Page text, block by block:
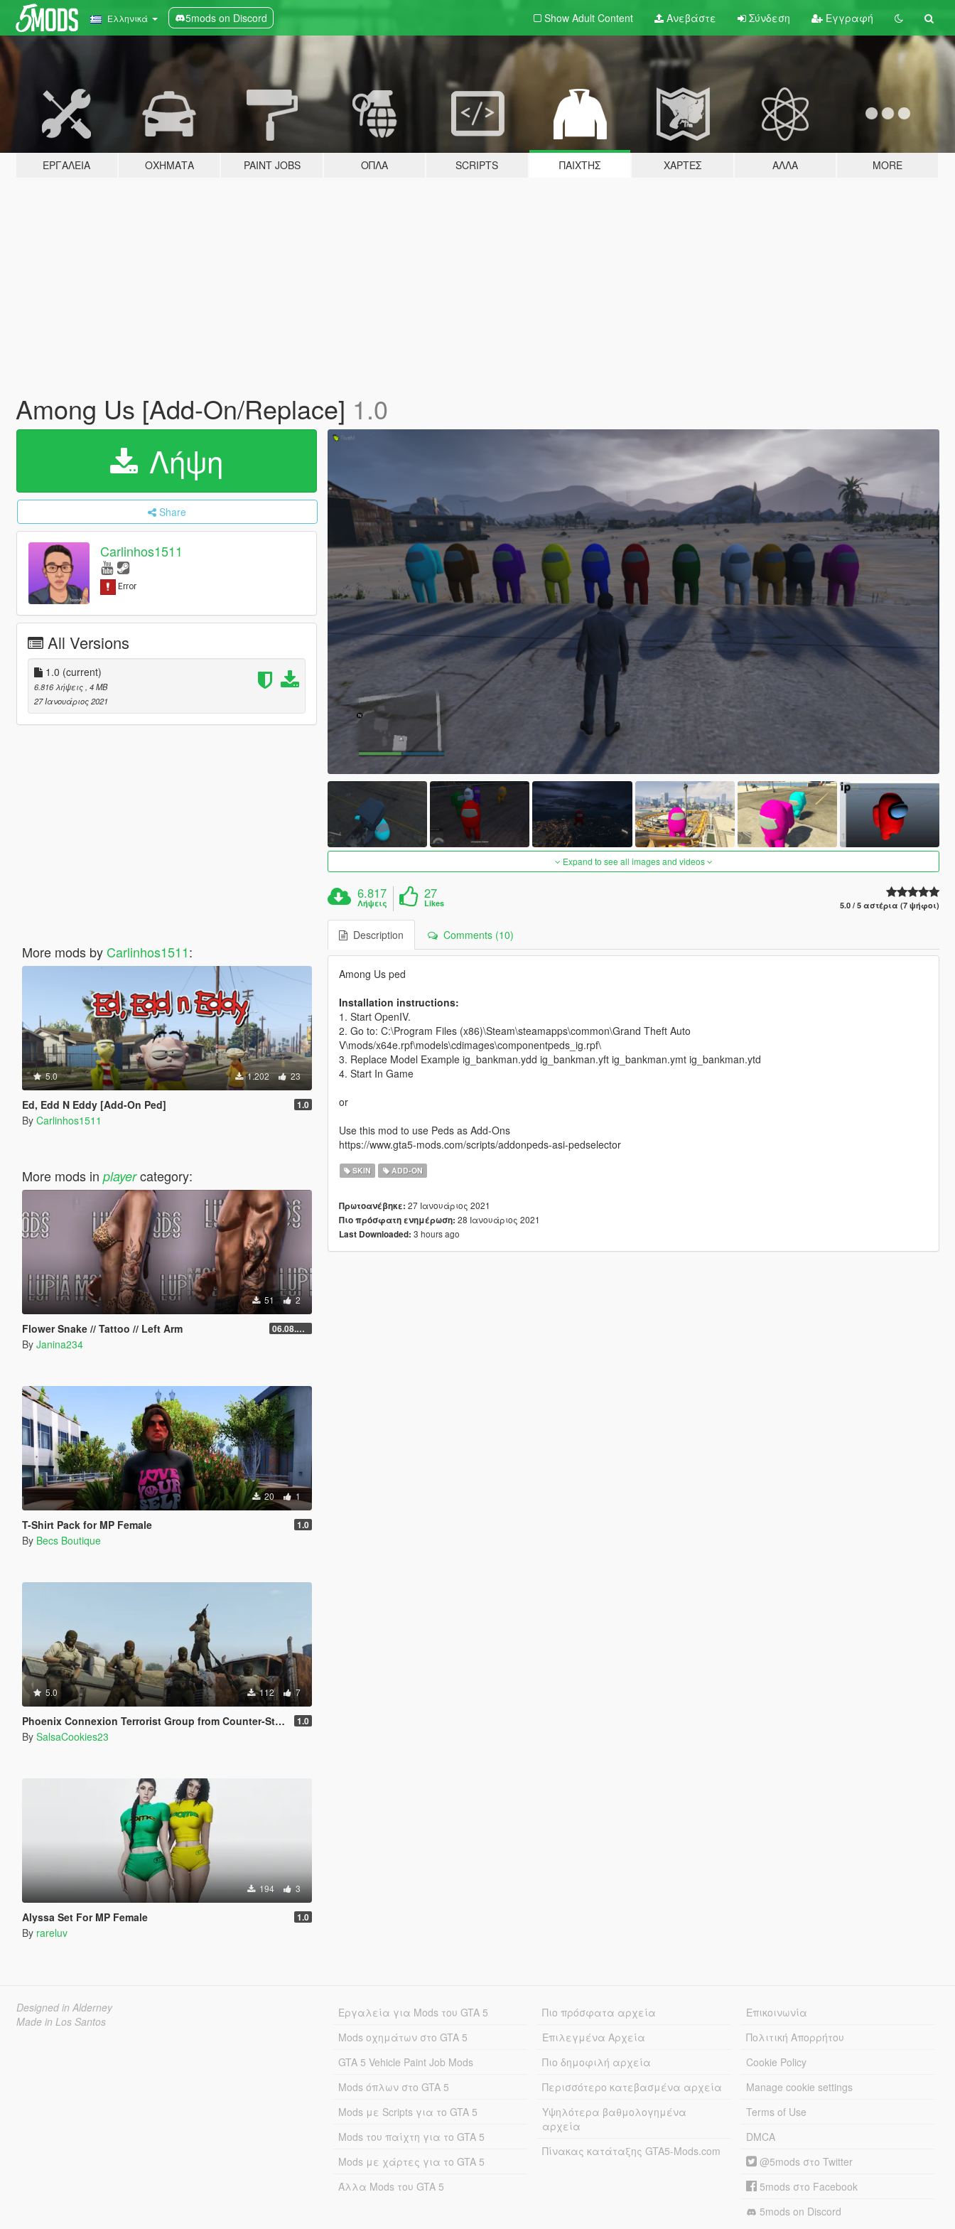
Ελληνικά 5mods on Discord Show Adult Content Ανεβάστε Σύνδεση Εγγραφή
ΕΡΓΑΛΕΊΑ ΟΧΉΜΑΤΑ PAINT JOBS ΌΠΛΑ SCRIPTS ΠΑΊΧΤΗΣ ΧΆΡΤΕΣ ΆΛΛΑ MORE
Among Us [Add-On/Replace] 1.0
Λήψη
Share
Carlinhos1511
All Versions
1.0 (current)
6.816 λήψεις , 4 MB
27 Ιανουάριος 2021
More mods by Carlinhos1511:
5.0 1.202 23
Ed, Edd N Eddy [Add-On Ped] 1.0
By Carlinhos1511
More mods in playercategory:
51 2
Flower Snake // Tattoo // Left Arm 06.08.2026
By Janina234
20 1
T-Shirt Pack for MP Female 1.0
By Becs Boutique
5.0 112 7
Phoenix Connexion Terrorist Group from Counter-Strike: Global Offensive (Shattered Web + Broken Fang skins included) 1.0
By SalsaCookies23
194 3
Alyssa Set For MP Female 1.0
By rareluv
Expand to see all images and videos
6.817
Λήψεις
27
Likes 5.0 / 5 αστέρια (7 ψήφοι)
Description Comments (10)
Among Us ped
Installation instructions:
1. Start OpenIV.
2. Go to: C:\Program Files (x86)\Steam\steamapps\common\Grand Theft Auto
V\mods/x64e.rpf\models\cdimages\componentpeds_ig.rpf\
3. Replace Model Example ig_bankman.ydd ig_bankman.yft ig_bankman.ymt ig_bankman.ytd
4. Start In Game
or
Use this mod to use Peds as Add-Ons
https://www.gta5-mods.com/scripts/addonpeds-asi-pedselector
SKIN ADD-ON
Πρωτοανέβηκε: 27 Ιανουάριος 2021
Πιο πρόσφατη ενημέρωση: 28 Ιανουάριος 2021
Last Downloaded: 3 hours ago
Designed in Alderney
Made in Los Santos
Εργαλεία για Mods του GTA 5
Mods οχημάτων στο GTA 5
GTA 5 Vehicle Paint Job Mods
Mods όπλων στο GTA 5
Mods με Scripts για το GTA 5
Mods του παίχτη για το GTA 5
Mods με χάρτες για το GTA 5
Άλλα Mods του GTA 5
Πιο πρόσφατα αρχεία
Επιλεγμένα Αρχεία
Πιο δημοφιλή αρχεία
Περισσότερο κατεβασμένα αρχεία
Υψηλότερα βαθμολογημένα
αρχεία
Πίνακας κατάταξης GTA5-Mods.com
Επικοινωνία
Πολιτική Απορρήτου
Cookie Policy
Manage cookie settings
Terms of Use
DMCA
@5mods στο Twitter
5mods στο Facebook
5mods on Discord